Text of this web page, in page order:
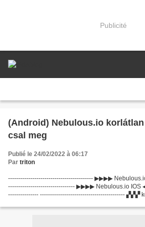
Publicité
(Android) Nebulous.io
csal meg
Publié le 24/02/2022 à 06:17
Par triton
------------------------------------------ ▶▶▶▶
--------------------------------- ▶▶▶▶ Nebulous.io IOS
--------------- ------------------------------------------ ▞▞▞